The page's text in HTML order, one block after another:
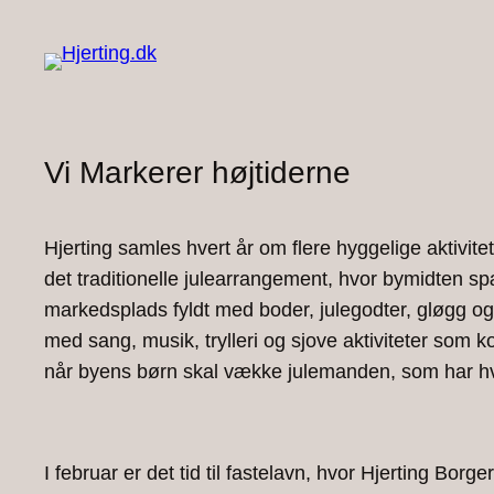
Vi Markerer højtiderne
Hjerting samles hvert år om flere hyggelige
det traditionelle julearrangement, hvor bymidten
markedsplads fyldt med boder, julegodter, gløgg
med sang, musik, trylleri og sjove aktiviteter som
når byens børn skal vække julemanden, som har
I februar er det tid til fastelavn, hvor Hjerting